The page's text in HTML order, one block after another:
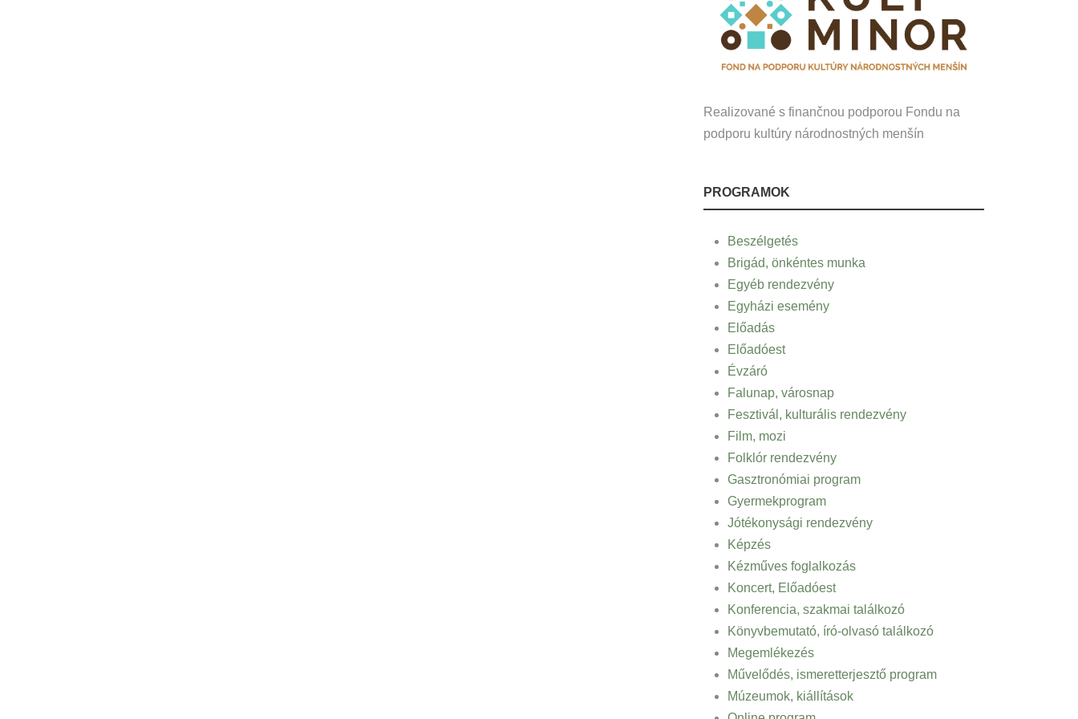
Realizované s finančnou podporou Fondu na
podporu kultúry národnostných menšín
PROGRAMOK
Beszélgetés
Brigád, önkéntes munka
Egyéb rendezvény
Egyházi esemény
Előadás
Előadóest
Évzáró
Falunap, városnap
Fesztivál, kulturális rendezvény
Film, mozi
Folklór rendezvény
Gasztronómiai program
Gyermekprogram
Jótékonysági rendezvény
Képzés
Kézműves foglalkozás
Koncert, Előadóest
Konferencia, szakmai találkozó
Könyvbemutató, író-olvasó találkozó
Megemlékezés
Művelődés, ismeretterjesztő program
Múzeumok, kiállítások